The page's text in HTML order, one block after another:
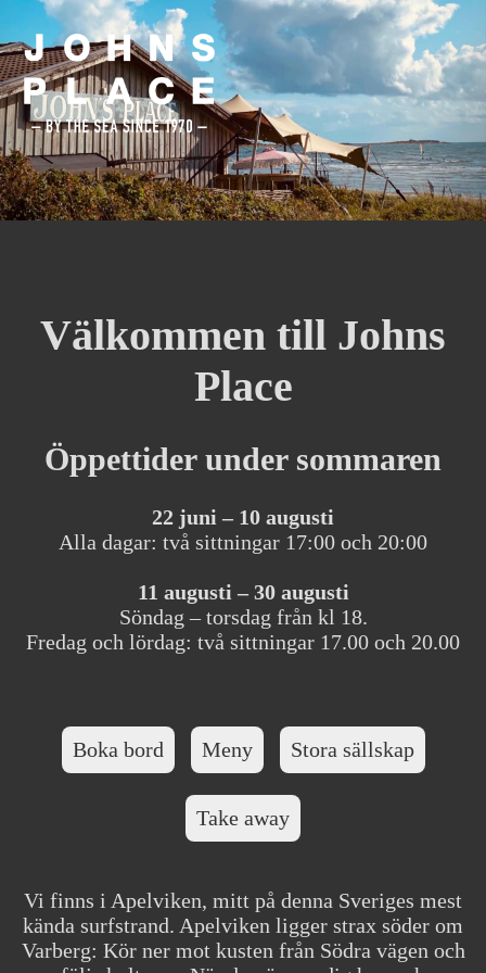
Välkommen till Johns
Place
Öppettider under sommaren
22 juni – 10 augusti
Alla dagar: två sittningar 17:00 och 20:00
11 augusti – 30 augusti
Söndag – torsdag från kl 18.
Fredag och lördag: två sittningar 17.00 och 20.00
Boka bord Meny Stora sällskap
Take away
Vi finns i Apelviken, mitt på denna Sveriges mest
kända surfstrand. Apelviken ligger strax söder om
Varberg: Kör ner mot kusten från Södra vägen och